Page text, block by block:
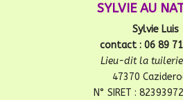
SYLVIE AU
Sylvie Luis
contact : 06 89
Lieu-dit la tuilerie
47370
N° SIRET :